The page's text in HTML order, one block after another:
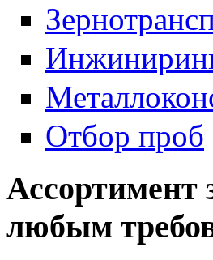
Отбор проб
Ассортимент
любым